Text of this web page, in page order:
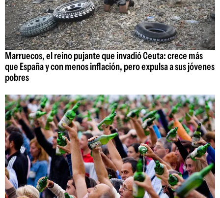
Marruecos, el reino pujante que invadió Ceuta: crece más
que España y con menos inflación, pero expulsa a sus jóvenes
pobres